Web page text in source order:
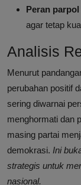
Peran
agar tetap
Analisis
Menurut
perubahan positif
sering diwarnai
menghormati dan
masing partai
demokrasi. Ini
strategis untuk
nasional.